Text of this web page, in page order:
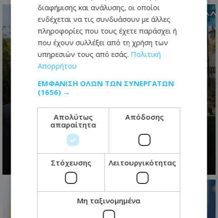
Το restart Χριστοδουλίδη: Η
τελευταία ευκαιρία πριν από τη
μεγάλη πολιτική μάχη του 2028
διαφήμισης και ανάλυσης, οι οποίοι
ενδέχεται να τις συνδυάσουν με άλλες
πληροφορίες που τους έχετε παράσχει ή
που έχουν συλλέξει από τη χρήση των
υπηρεσιών τους από εσάς. Πολιτική
Απορρήτου
ΕΜΦΆΝΙΣΗ ΌΛΩΝ ΤΩΝ ΣΥΝΕΡΓΑΤΏΝ
(1656) →
Απολύτως
απαραίτητα
Απόδοσης
Στόχευσης Λειτουργικότητας
Μη ταξινομημένα